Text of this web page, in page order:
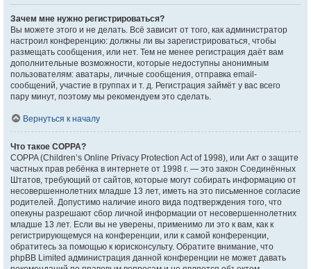
Зачем мне нужно регистрироваться?
Вы можете этого и не делать. Всё зависит от того, как администратор
настроил конференцию: должны ли вы зарегистрироваться, чтобы
размещать сообщения, или нет. Тем не менее регистрация даёт вам
дополнительные возможности, которые недоступны анонимным
пользователям: аватары, личные сообщения, отправка email-
сообщений, участие в группах и т. д. Регистрация займёт у вас всего
пару минут, поэтому мы рекомендуем это сделать.
Вернуться к началу
Что такое COPPA?
COPPA (Children’s Online Privacy Protection Act of 1998), или Акт о защите
частных прав ребёнка в интернете от 1998 г. — это закон Соединённых
Штатов, требующий от сайтов, которые могут собирать информацию от
несовершеннолетних младше 13 лет, иметь на это письменное согласие
родителей. Допустимо наличие иного вида подтверждения того, что
опекуны разрешают сбор личной информации от несовершеннолетних
младше 13 лет. Если вы не уверены, применимо ли это к вам, как к
регистрирующемуся на конференции, или к самой конференции,
обратитесь за помощью к юрисконсульту. Обратите внимание, что
phpBB Limited администрация данной конференции не может давать